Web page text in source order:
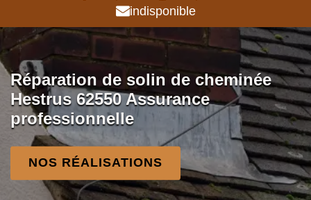
indisponible
Réparation de solin de cheminée
Hestrus 62550 Assurance
professionnelle
NOS RÉALISATIONS